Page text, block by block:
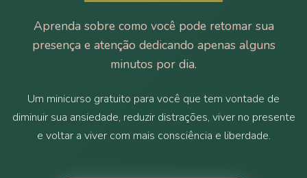
Aprenda sobre como você pode retomar sua
presença e atenção dedicando apenas alguns
minutos por dia.
Um minicurso gratuito para você que tem vontade de
diminuir sua ansiedade, reduzir distrações, viver no presente
e voltar a viver com mais consciência e liberdade.